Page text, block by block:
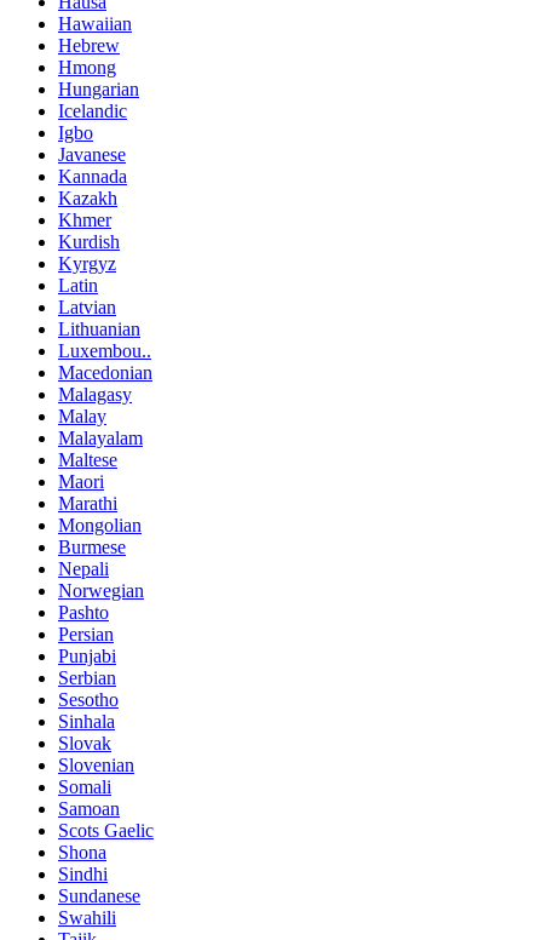
Hawaiian
Hebrew
Hmong
Hungarian
Icelandic
Igbo
Javanese
Kannada
Kazakh
Khmer
Kurdish
Kyrgyz
Latin
Latvian
Lithuanian
Luxembou..
Macedonian
Malagasy
Malay
Malayalam
Maltese
Maori
Marathi
Mongolian
Burmese
Nepali
Norwegian
Pashto
Persian
Punjabi
Serbian
Sesotho
Sinhala
Slovak
Slovenian
Somali
Samoan
Scots Gaelic
Shona
Sindhi
Sundanese
Swahili